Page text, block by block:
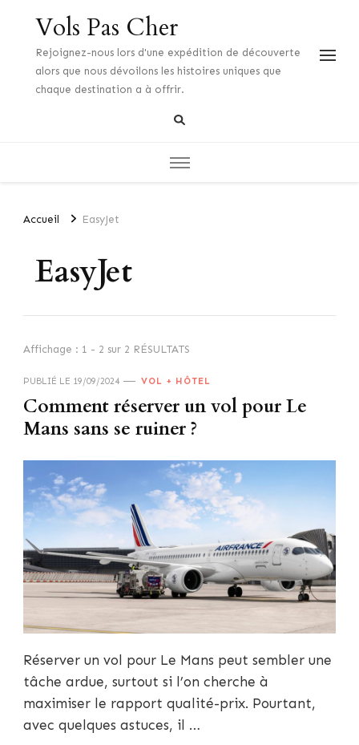
Vols Pas Cher
Rejoignez-nous lors d'une expédition de découverte
alors que nous dévoilons les histoires uniques que
chaque destination a à offrir.
Accueil EasyJet
EasyJet
Affichage : 1 - 2 sur 2 RÉSULTATS
PUBLIÉ LE 19/09/2024 VOL + HÔTEL
Comment réserver un vol pour Le
Mans sans se ruiner ?
Réserver un vol pour Le Mans peut sembler une
tâche ardue, surtout si l’on cherche à
maximiser le rapport qualité-prix. Pourtant,
avec quelques astuces, il …